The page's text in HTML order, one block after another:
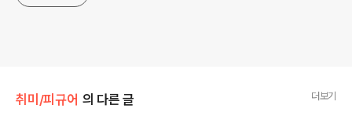
취미/피규어 의 다른 글 더보기